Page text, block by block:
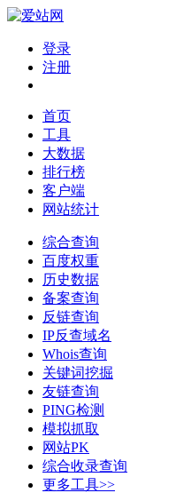
登录
注册
首页
工具
大数据
排行榜
客户端
网站统计
综合查询
百度权重
历史数据
备案查询
反链查询
IP反查域名
Whois查询
关键词挖掘
友链查询
PING检测
模拟抓取
网站PK
综合收录查询
更多工具>>